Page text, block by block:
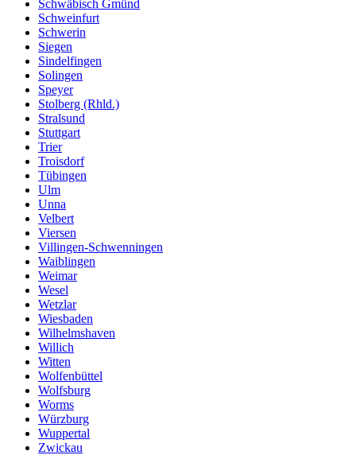
Schwäbisch Gmünd
Schweinfurt
Schwerin
Siegen
Sindelfingen
Solingen
Speyer
Stolberg (Rhld.)
Stralsund
Stuttgart
Trier
Troisdorf
Tübingen
Ulm
Unna
Velbert
Viersen
Villingen-Schwenningen
Waiblingen
Weimar
Wesel
Wetzlar
Wiesbaden
Wilhelmshaven
Willich
Witten
Wolfenbüttel
Wolfsburg
Worms
Würzburg
Wuppertal
Zwickau